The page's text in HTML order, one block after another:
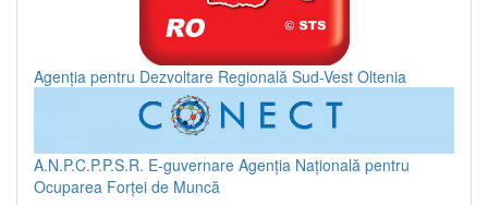
Agenția pentru Dezvoltare Regională Sud-Vest Oltenia
A.N.P.C.P.P.S.R. E-guvernare Agenția Națională pentru
Ocuparea Forței de Muncă